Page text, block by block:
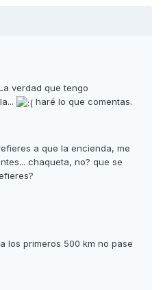
verdad que tengo
haré lo que comentas.
a que la encienda, me
chaqueta, no? que se
los primeros 500 km no pase